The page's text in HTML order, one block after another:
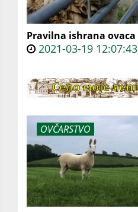
Pravilna ishrana ovaca
2021-03-19 12:07:43
OVČARSTVO